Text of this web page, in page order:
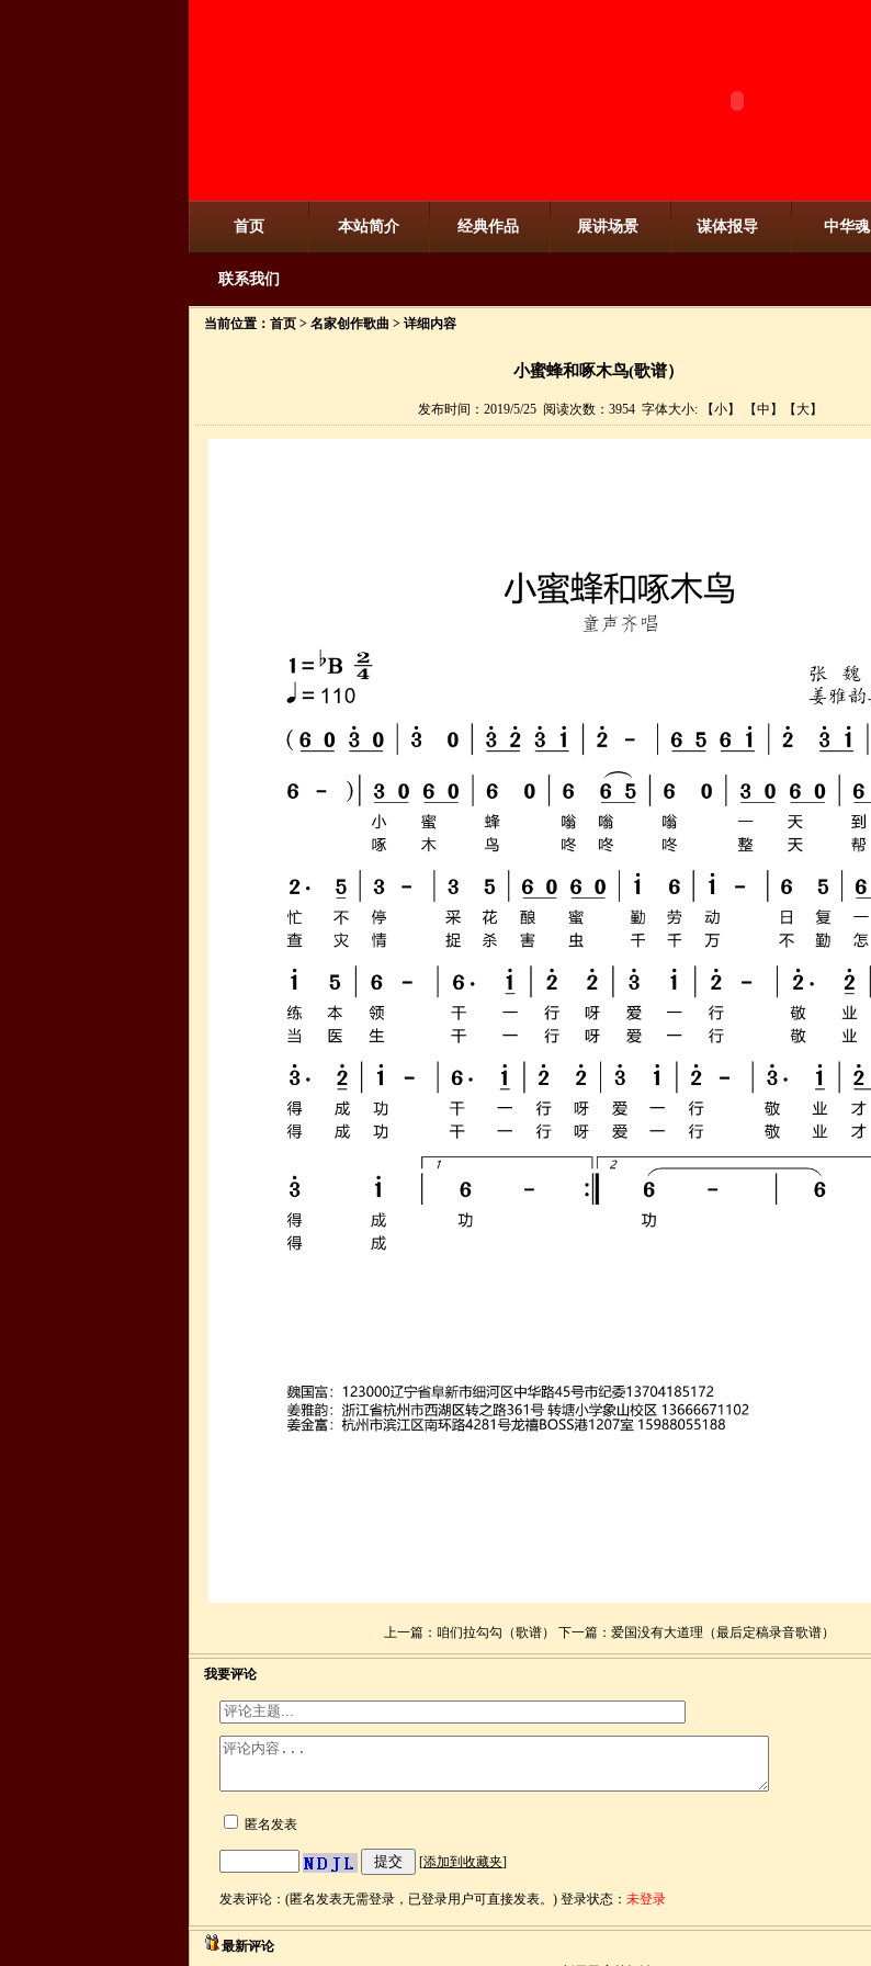
首页 本站简介 经典作品 展讲场景 谋体报导 中华魂
联系我们
当前位置： 首页 > 名家创作歌曲 > 详细内容
小蜜蜂和啄木鸟(歌谱）
发布时间：2019/5/25 阅读次数：3954 字体大小: 【小】 【中 】【大】
上一篇： 咱们拉勾勾（歌谱） 下一篇： 爱国没有大道理（最后定稿录音歌谱）
我要评论
匿名发表
[添加到收藏夹]
发表评论：(匿名发表无需登录，已登录用户可直接发表。) 登录状态： 未登录
最新评论